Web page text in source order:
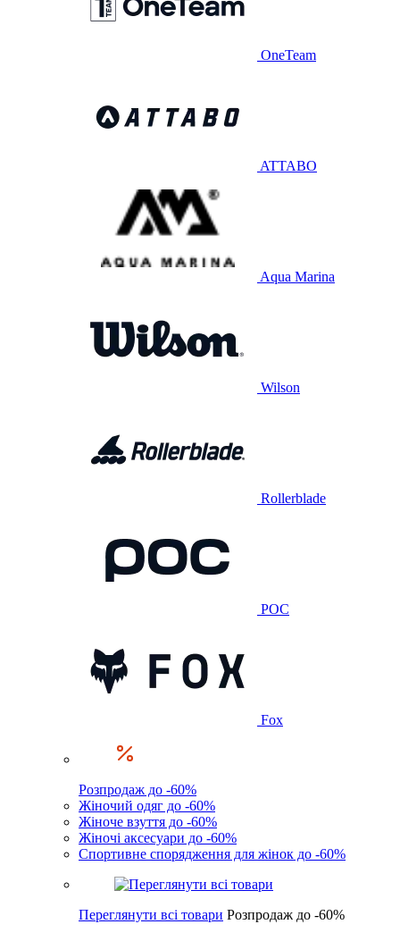
OneTeam
ATTABO
Aqua Marina
Wilson
Rollerblade
POC
Fox
Розпродаж до -60%
Жіночий одяг до -60%
Жіноче взуття до -60%
Жіночі аксесуари до -60%
Спортивне спорядження для жінок до -60%
Переглянути всі товари Розпродаж до -60%